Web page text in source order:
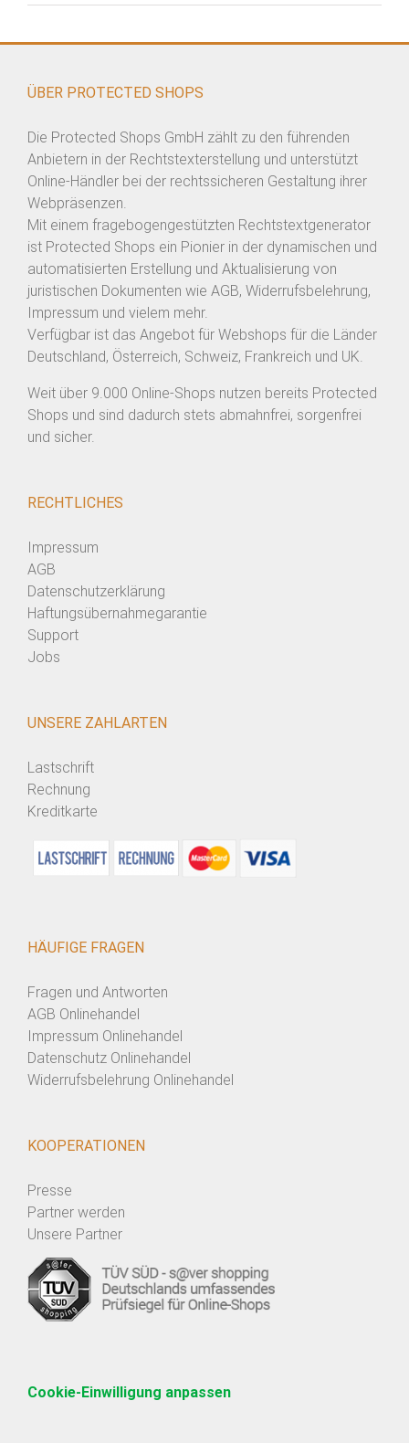
ÜBER PROTECTED SHOPS
Die Protected Shops GmbH zählt zu den führenden
Anbietern in der Rechtstexterstellung und unterstützt
Online-Händler bei der rechtssicheren Gestaltung ihrer
Webpräsenzen.
Mit einem fragebogengestützten Rechtstextgenerator
ist Protected Shops ein Pionier in der dynamischen und
automatisierten Erstellung und Aktualisierung von
juristischen Dokumenten wie AGB, Widerrufsbelehrung,
Impressum und vielem mehr.
Verfügbar ist das Angebot für Webshops für die Länder
Deutschland, Österreich, Schweiz, Frankreich und UK.
Weit über 9.000 Online-Shops nutzen bereits Protected
Shops und sind dadurch stets abmahnfrei, sorgenfrei
und sicher.
RECHTLICHES
Impressum
AGB
Datenschutzerklärung
Haftungsübernahmegarantie
Support
Jobs
UNSERE ZAHLARTEN
Lastschrift
Rechnung
Kreditkarte
HÄUFIGE FRAGEN
Fragen und Antworten
AGB Onlinehandel
Impressum Onlinehandel
Datenschutz Onlinehandel
Widerrufsbelehrung Onlinehandel
KOOPERATIONEN
Presse
Partner werden
Unsere Partner
Cookie-Einwilligung anpassen